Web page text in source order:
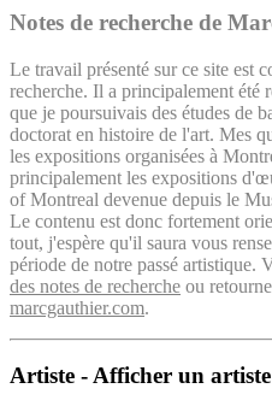
Notes de recherche de
Le travail présenté sur ce site est
recherche. Il a principalement été
que je poursuivais des études de
doctorat en histoire de l'art. Mes
les expositions organisées à
principalement les expositions
of Montreal devenue depuis le
Le contenu est donc fortement
tout, j'espère qu'il saura vous
période de notre passé artistique.
des notes de recherche ou
marcgauthier.com.
Artiste - Afficher un artiste